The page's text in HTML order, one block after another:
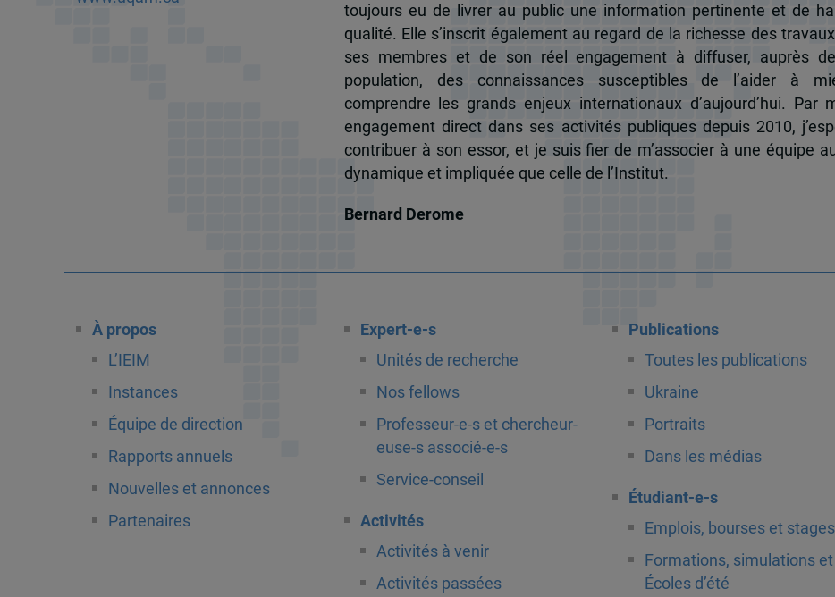
toujours eu de livrer au public une information pertinente et de
qualité. Elle s’inscrit également au regard de la richesse des
ses membres et de son réel engagement à diffuser, auprès
population, des connaissances susceptibles de l’aider à
comprendre les grands enjeux internationaux d’aujourd’hui. Par
engagement direct dans ses activités publiques depuis 2010,
contribuer à son essor, et je suis fier de m’associer à une équipe
dynamique et impliquée que celle de l’Institut.
Bernard Derome
À propos
L’IEIM
Instances
Équipe de direction
Rapports annuels
Nouvelles et annonces
Partenaires
Expert-e-s
Unités de recherche
Nos fellows
Professeur-e-s et chercheur-
euse-s associé-e-s
Service-conseil
Activités
Activités à venir
Activités passées
Publications
Toutes les publications
Ukraine
Portraits
Dans les médias
Étudiant-e-s
Emplois, bourses et stages
Formations, simulations et
Écoles d’été